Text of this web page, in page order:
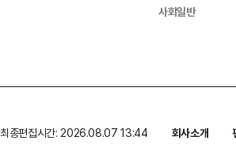
사회일반
최종편집시간: 2026.08.07 13:44 회사소개